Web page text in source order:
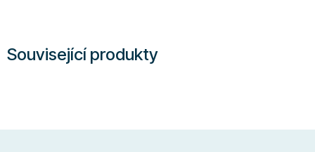
Související produkty